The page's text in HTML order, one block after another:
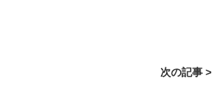
次の記事 >